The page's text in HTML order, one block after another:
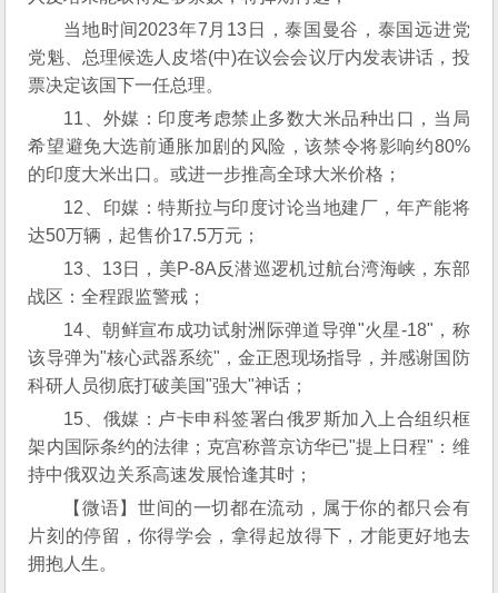
当地时间2023年7月13日，泰国曼谷，泰国远进党
党魁、总理候选人皮塔(中)在议会会议厅内发表讲话，投
票决定该国下一任总理。
11、外媒：印度考虑禁止多数大米品种出口，当局
希望避免大选前通胀加剧的风险，该禁令将影响约80%
的印度大米出口。或进一步推高全球大米价格；
12、印媒：特斯拉与印度讨论当地建厂，年产能将
达50万辆，起售价17.5万元；
13、13日，美P-8A反潜巡逻机过航台湾海峡，东部
战区：全程跟监警戒；
14、朝鲜宣布成功试射洲际弹道导弹"火星-18"，称
该导弹为"核心武器系统"，金正恩现场指导，并感谢国防
科研人员彻底打破美国"强大"神话；
15、俄媒：卢卡申科签署白俄罗斯加入上合组织框
架内国际条约的法律；克宫称普京访华已"提上日程"：维
持中俄双边关系高速发展恰逢其时；
【微语】世间的一切都在流动，属于你的都只会有
片刻的停留，你得学会，拿得起放得下，才能更好地去
拥抱人生。